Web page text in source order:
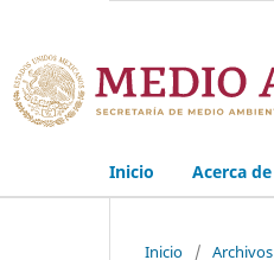
Inicio Acerca de
Inicio / Archivos